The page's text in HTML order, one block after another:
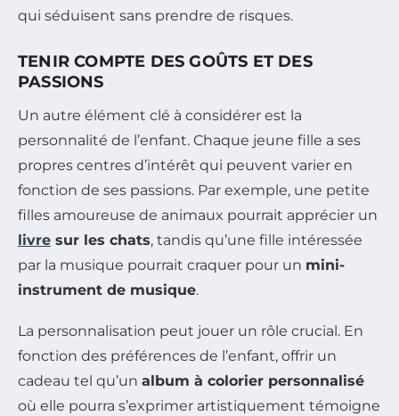
qui séduisent sans prendre de risques.
TENIR COMPTE DES GOÛTS ET DES
PASSIONS
Un autre élément clé à considérer est la
personnalité de l’enfant. Chaque jeune fille a ses
propres centres d’intérêt qui peuvent varier en
fonction de ses passions. Par exemple, une petite
filles amoureuse de animaux pourrait apprécier un
livre sur les chats, tandis qu’une fille intéressée
par la musique pourrait craquer pour un mini-
instrument de musique.
La personnalisation peut jouer un rôle crucial. En
fonction des préférences de l’enfant, offrir un
cadeau tel qu’un album à colorier personnalisé
où elle pourra s’exprimer artistiquement témoigne